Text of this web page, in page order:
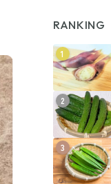
RANKING
1
2
3